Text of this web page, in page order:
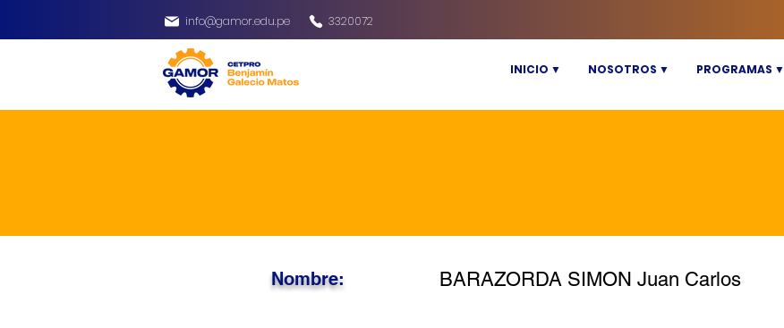
info@gamor.edu.pe 3320072
INICIO ▼ NOSOTROS ▼ PROGRAMAS ▼
BARAZORDA SIMON Juan Carlos
Nombre: